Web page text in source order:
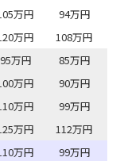
万円
94万円
万円
108万円
95万円
85万円
万円
90万円
万円
99万円
万円
112万円
万円
99万円